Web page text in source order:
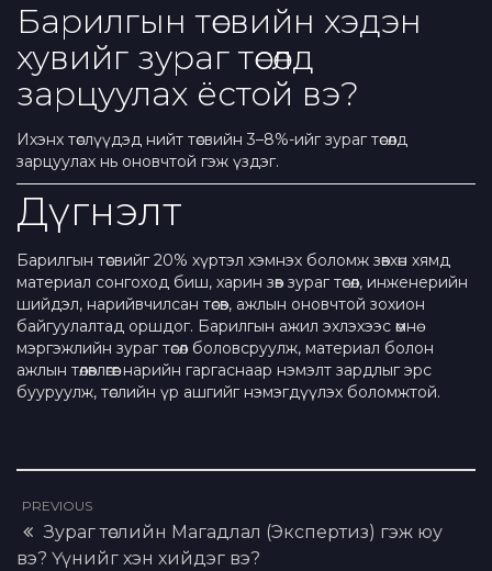
Барилгын төсвийн хэдэн
хувийг зураг төсөлд
зарцуулах ёстой вэ?
Ихэнх төслүүдэд нийт төсвийн 3–8%-ийг зураг төсөлд
зарцуулах нь оновчтой гэж үздэг.
Дүгнэлт
Барилгын төсвийг 20% хүртэл хэмнэх боломж зөвхөн хямд
материал сонгоход биш, харин зөв зураг төсөл, инженерийн
шийдэл, нарийвчилсан төсөв, ажлын оновчтой зохион
байгуулалтад оршдог. Барилгын ажил эхлэхээс өмнө
мэргэжлийн зураг төсөл боловсруулж, материал болон
ажлын төлөвлөгөөг нарийн гаргаснаар нэмэлт зардлыг эрс
бууруулж, төслийн үр ашгийг нэмэгдүүлэх боломжтой.
PREVIOUS
Зураг төслийн Магадлал (Экспертиз) гэж юу
вэ? Үүнийг хэн хийдэг вэ?